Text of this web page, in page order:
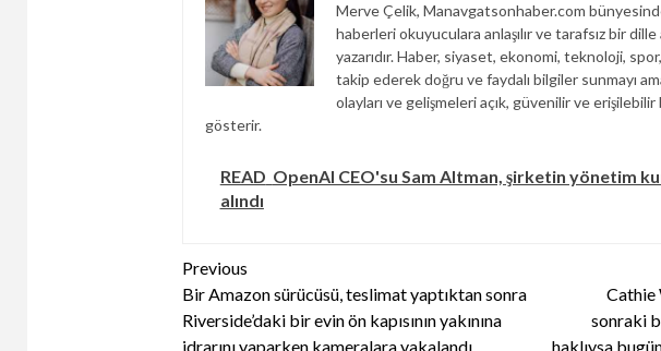
Merve Çelik, Manavgatsonhaber.com
haberleri okuyuculara anlaşılır ve tarafsız bir
yazarıdır. Haber, siyaset, ekonomi, teknoloji,
takip ederek doğru ve faydalı bilgiler sunmayı
olayları ve gelişmeleri açık, güvenilir ve
gösterir.
READ OpenAI CEO'su Sam Altman, şirketin yönetim
alındı
Continue
Reading
Previous
Bir Amazon sürücüsü, teslimat yaptıktan sonra
Riverside’daki bir evin ön kapısının yakınına
idrarını yaparken kameralara yakalandı
Cathie
sonraki
haklıysa